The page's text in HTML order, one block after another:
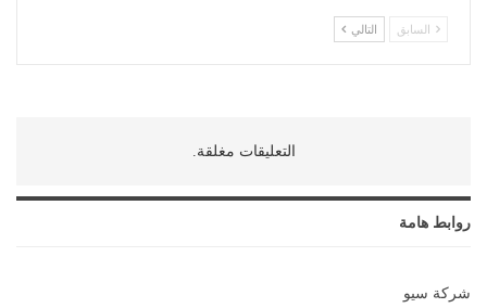
السابق التالي
التعليقات مغلقة.
روابط هامة
شركة سيو